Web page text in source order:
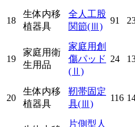
18
生体内移
植器具
全人工股
関節(Ⅲ)
91
19
家庭用衛
生用品
家庭用創
傷パッド
(Ⅱ)
24
20
生体内移
植器具
靭帯固定
具(Ⅲ)
116
片側型人